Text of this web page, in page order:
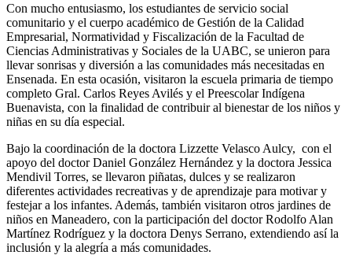
Con mucho entusiasmo, los estudiantes de servicio social
comunitario y el cuerpo académico de Gestión de la Calidad
Empresarial, Normatividad y Fiscalización de la Facultad de
Ciencias Administrativas y Sociales de la UABC, se unieron para
llevar sonrisas y diversión a las comunidades más necesitadas en
Ensenada. En esta ocasión, visitaron la escuela primaria de tiempo
completo Gral. Carlos Reyes Avilés y el Preescolar Indígena
Buenavista, con la finalidad de contribuir al bienestar de los niños y
niñas en su día especial.
Bajo la coordinación de la doctora Lizzette Velasco Aulcy, con el
apoyo del doctor Daniel González Hernández y la doctora Jessica
Mendivil Torres, se llevaron piñatas, dulces y se realizaron
diferentes actividades recreativas y de aprendizaje para motivar y
festejar a los infantes. Además, también visitaron otros jardines de
niños en Maneadero, con la participación del doctor Rodolfo Alan
Martínez Rodríguez y la doctora Denys Serrano, extendiendo así la
inclusión y la alegría a más comunidades.